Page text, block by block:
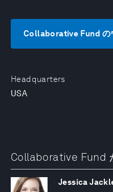
Headquarters
USA
Collaborative Fund の
Collaborative Fund
Jessica